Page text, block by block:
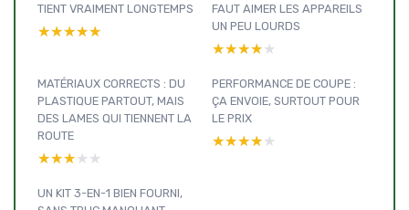
TIENT VRAIMENT LONGTEMPS
★★★★★
★★★★★
FAUT AIMER LES APPAREILS
UN PEU LOURDS
★★★★★
★★★★★
MATÉRIAUX CORRECTS : DU
PLASTIQUE PARTOUT, MAIS
DES LAMES QUI TIENNENT LA
ROUTE
★★★★★
★★★★★
PERFORMANCE DE COUPE :
ÇA ENVOIE, SURTOUT POUR
LE PRIX
★★★★★
★★★★★
UN KIT 3-EN-1 BIEN FOURNI,